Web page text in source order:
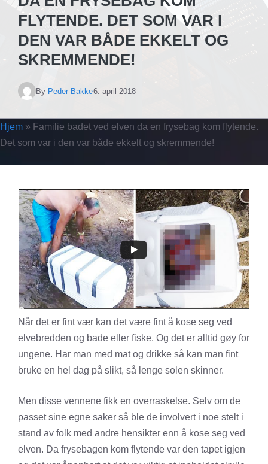
FLYTENDE. DET SOM VAR I
DEN VAR BÅDE EKKELT OG
SKREMMENDE!
By Peder Bakke6. april 2018
Hjem » Familie badet ved elven da en frysebag kom flytende.
Det som var i den var både ekkelt og skremmende!
Når det er fint vær kan det være fint å kose seg ved
elvebredden og bade eller fiske. Og det er alltid gøy for
ungene. Har man med mat og drikke så kan man fint
bruke en hel dag på slikt, så lenge solen skinner.
Men disse vennene fikk en overraskelse. Selv om de
passet sine egne saker så ble de involvert i noe stelt i
stand av folk med andre hensikter enn å kose seg ved
elven. Da frysebagen kom flytende var den tapet igjen